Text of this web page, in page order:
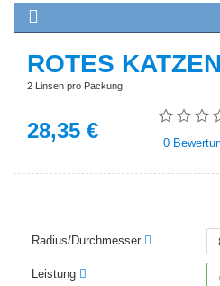
ROTES
2 Linsen pro Packung
28,35 €
0
Radius/Durchmesser
Leistung